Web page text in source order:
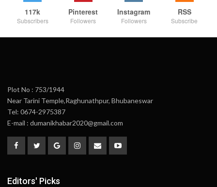
117k
Subscribers
Pinterest
Followers
Instagram
Followers
RSS
Subscribe
Plot No : 753/1944
Near Tarini Temple,Raghunathpur, Bhubaneswar
Tel: 0674-2975387
E-mail : dumanikhabar2020@gmail.com
Editors' Picks